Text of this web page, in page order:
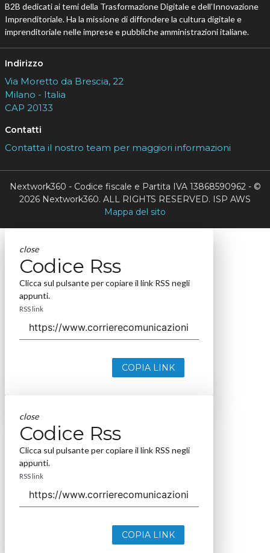
B2B dedicati ai temi della Trasformazione Digitale e dell’Innovazione
Imprenditoriale. Ha la missione di diffondere la cultura digitale e
imprenditoriale nelle imprese e pubbliche amministrazioni italiane.
Indirizzo
Via Moretto da Brescia, 22
Milano - Italia
CAP 20133
Contatti
Contatta il nostro team per maggiori informazioni
Nextwork360 - Codice fiscale e Partita IVA 13868590962 - ©
2026 Nextwork360. ALL RIGHTS RESERVED. ISP AWS
Mappa del sito
close
Codice Rss
Clicca sul pulsante per copiare il link RSS negli
appunti.
RSS link
COPIA LINK
close
Codice Rss
Clicca sul pulsante per copiare il link RSS negli
appunti.
RSS link
COPIA LINK